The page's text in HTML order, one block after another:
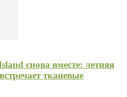
снова вместе: летняя
тканевые